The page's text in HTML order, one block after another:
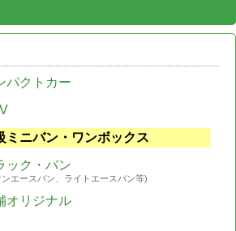
パクトカー
ミニバン・ワンボックス
ック・バン
エースバン、ライトエースバン等)
オリジナル